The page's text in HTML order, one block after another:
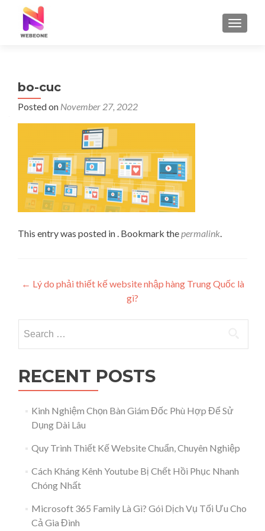
bo-cuc
Posted on November 27, 2022
This entry was posted in . Bookmark thepermalink.
Post navigation
← Lý do phải thiết kế website nhập hàng Trung Quốc là
gì?
RECENT POSTS
Kinh Nghiệm Chọn Bàn Giám Đốc Phù Hợp Để Sử
Dụng Dài Lâu
Quy Trình Thiết Kế Website Chuẩn, Chuyên Nghiệp
Cách Kháng Kênh Youtube Bị Chết Hồi Phục Nhanh
Chóng Nhất
Microsoft 365 Family Là Gì? Gói Dịch Vụ Tối Ưu Cho
Cả Gia Đình